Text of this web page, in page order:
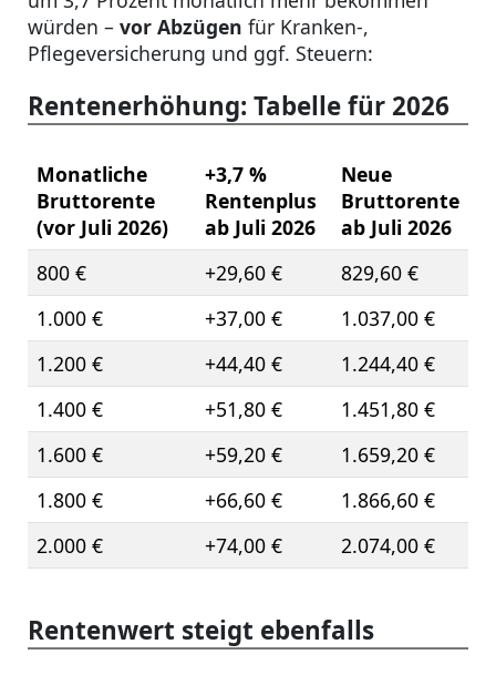
würden – vor Abzügen für Kranken-,
Pflegeversicherung und ggf. Steuern:
Rentenerhöhung: Tabelle für 2026
Monatliche
Bruttorente
(vor Juli 2026)
+3,7 %
Rentenplus
ab Juli 2026
Neue
Bruttorente
ab Juli 2026
800 €
+29,60 €
829,60 €
1.000 €
+37,00 €
1.037,00 €
1.200 €
+44,40 €
1.244,40 €
1.400 €
+51,80 €
1.451,80 €
1.600 €
+59,20 €
1.659,20 €
1.800 €
+66,60 €
1.866,60 €
2.000 €
+74,00 € 2.074,00 €
Rentenwert steigt ebenfalls